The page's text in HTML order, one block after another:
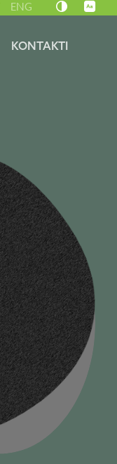
ENG
KONTAKTI